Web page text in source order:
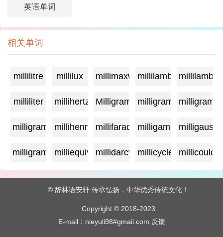
英语单词
相关单词
millilitre millilux millimaxwellmillilambda
milliliter millihertz Milligramagemilligrame
milligrammemillihenry millifarad milligammamilligauss
milligram milliequivalentmillidarcy millicycle
© 辞林语安轩 传承弘扬，中华优秀传统文化！
Copyright © 2018-2023
E-mail：nieyuli98#gmail.com 反馈